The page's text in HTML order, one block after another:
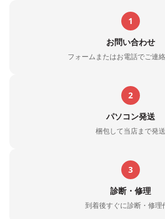
1
お問い合わせ
フォームまたはお電話でご連
2
パソコン発送
梱包して当店まで発送
3
診断・修理
到着後すぐに診断・修理